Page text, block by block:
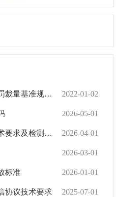
湖北省生态环境行政处罚裁量基准规定（2021 年修订版） 2022-01-02
2026-05-01
水质总磷自动监测仪技术要求及检测方法 2026-04-01
2026-03-01
标准 2026-01-01
协议技术要求 2025-07-01